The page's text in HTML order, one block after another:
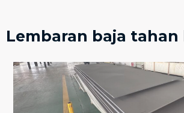
Lembaran baja tahan